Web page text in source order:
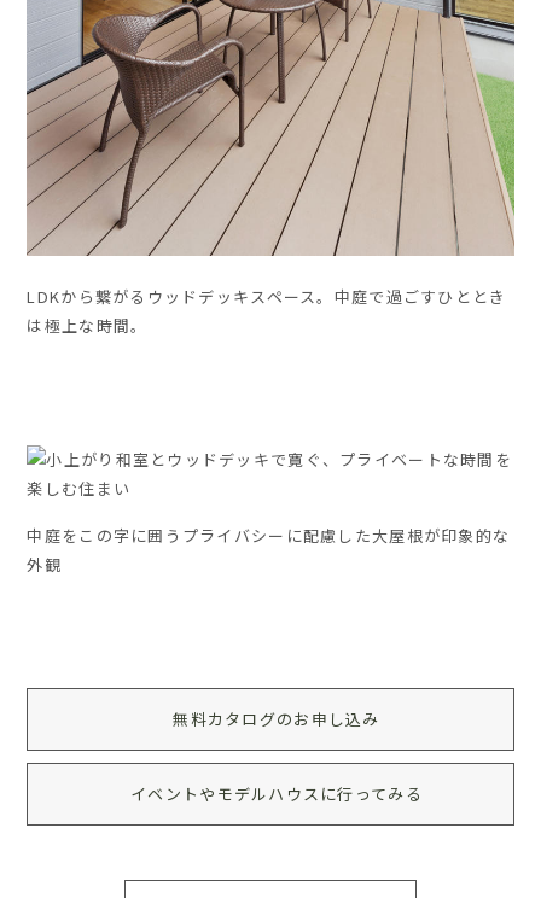
LDKから繋がるウッドデッキスペース。中庭で過ごすひととき
は極上な時間。
中庭をこの字に囲うプライバシーに配慮した大屋根が印象的な
外観
無料カタログのお申し込み
イベントやモデルハウスに行ってみる